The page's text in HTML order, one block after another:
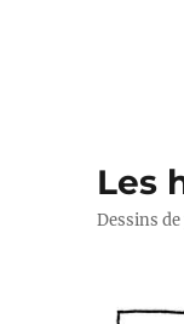
Les
Dessins